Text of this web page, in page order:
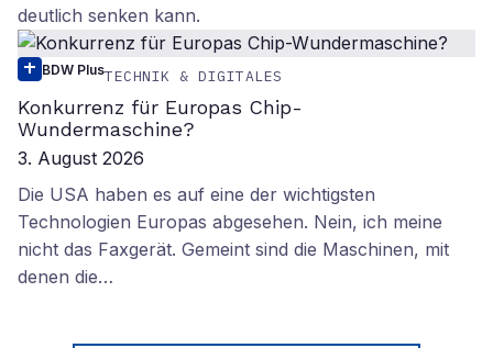
deutlich senken kann.
BDW PlusTECHNIK & DIGITALES
Konkurrenz für Europas Chip-
Wundermaschine?
3. August 2026
Die USA haben es auf eine der wichtigsten
Technologien Europas abgesehen. Nein, ich meine
nicht das Faxgerät. Gemeint sind die Maschinen, mit
denen die…